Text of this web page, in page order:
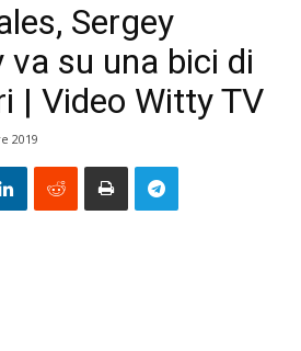
Sergey
va su una bici di
| Video Witty TV
2019